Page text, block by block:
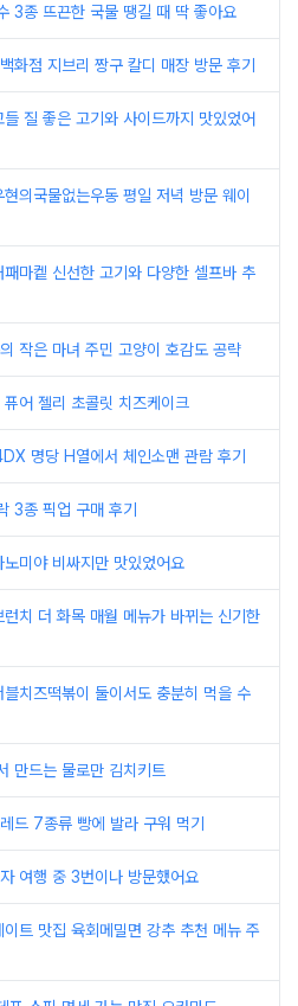
3종 뜨끈한 국물 땡길 때 딱 좋아요
화점 지브리 짱구 칼디 매장 방문 후기
질 좋은 고기와 사이드까지 맛있었어
의국물없는우동 평일 저녁 방문 웨이
마켙 신선한 고기와 다양한 셀프바 추
작은 마녀 주민 고양이 호감도 공략
어 젤리 초콜릿 치즈케이크
명당 H열에서 체인소맨 관람 후기
3종 픽업 구매 후기
미야 비싸지만 맛있었어요
치 더 화목 매월 메뉴가 바뀌는 신기한
치즈떡볶이 둘이서도 충분히 먹을 수
만드는 물로만 김치키트
드 7종류 빵에 발라 구워 먹기
여행 중 3번이나 방문했어요
트 맛집 육회메밀면 강추 추천 메뉴 주